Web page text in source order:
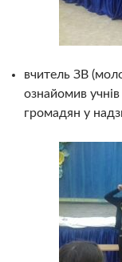
вчитель ЗВ
ознайомив
громадян у